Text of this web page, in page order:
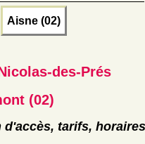
Aisne (02)
des-Prés
(02)
tarifs, horaires